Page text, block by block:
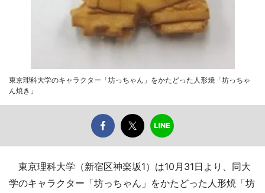
東京理科大学のキャラクター「坊っちゃん」をかたどった人形焼「坊っちゃ
ん焼き」
東京理科大学（新宿区神楽坂1）は10月31日より、同大
学のキャラクター「坊っちゃん」をかたどった人形焼「坊